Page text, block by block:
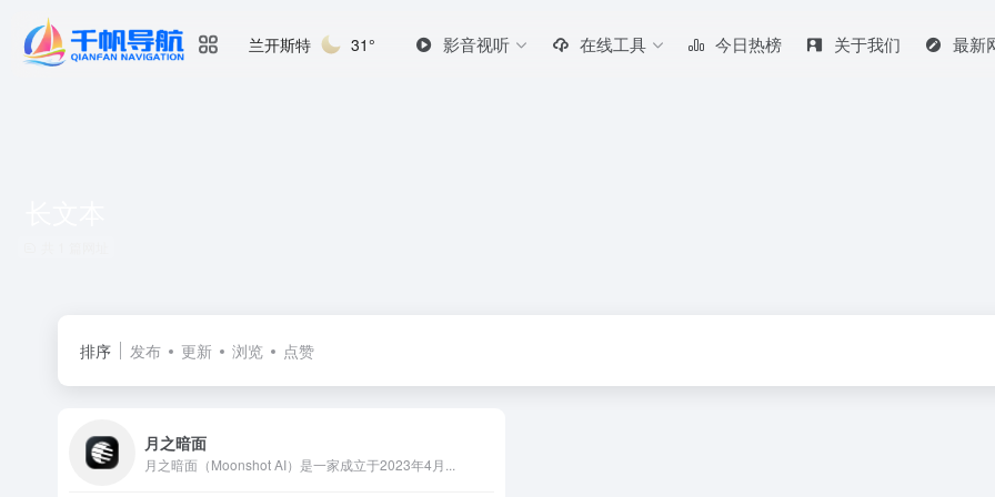
兰开斯特 31° 影音视听 在线工具 今日热榜 关于我们 最新
排序 发布 更新 浏览 点赞
月之暗面
月之暗面（Moonshot AI）是一家成立于2023年4月...